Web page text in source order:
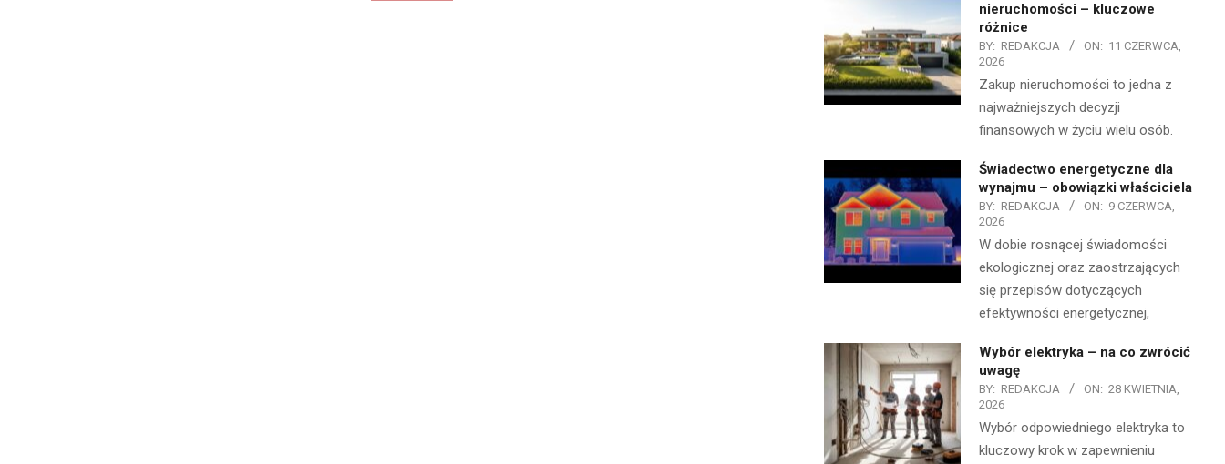
nieruchomości – kluczowe
różnice
BY: REDAKCJA ON: 11 CZERWCA,
2026
Zakup nieruchomości to jedna z
najważniejszych decyzji
finansowych w życiu wielu osób.
Świadectwo energetyczne dla
wynajmu – obowiązki właściciela
BY: REDAKCJA ON: 9 CZERWCA,
2026
W dobie rosnącej świadomości
ekologicznej oraz zaostrzających
się przepisów dotyczących
efektywności energetycznej,
Wybór elektryka – na co zwrócić
uwagę
BY: REDAKCJA ON: 28 KWIETNIA,
2026
Wybór odpowiedniego elektryka to
kluczowy krok w zapewnieniu